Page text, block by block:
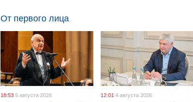
От первого лица
18:53 5 августа 2026 12:01 4 августа 2026